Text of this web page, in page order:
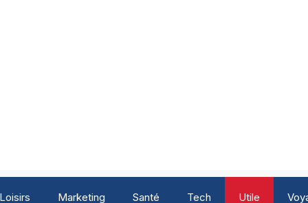
Loisirs Marketing Santé Tech Utile